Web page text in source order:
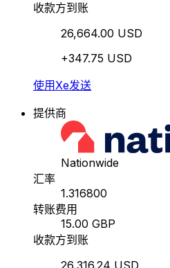
收款方到账
26,664.00 USD
+347.75 USD
使用Xe发送
提供商
Nationwide
汇率
1.316800
转账费用
15.00 GBP
收款方到账